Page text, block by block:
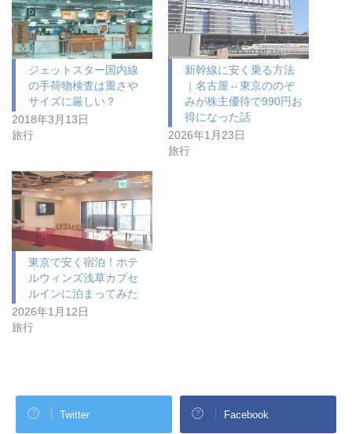
ジェットスター国内線
の手荷物検査は重さや
サイズに厳しい？
2018年3月13日
旅行
新幹線に安く乗る方法
｜名古屋⇔東京ののぞ
みが株主優待で990円お
得になった話
2026年1月23日
旅行
東京で安く宿泊！ホテ
ルウィンズ浅草カプセ
ルインに泊まってみた
2026年1月12日
旅行
Twitter Facebook